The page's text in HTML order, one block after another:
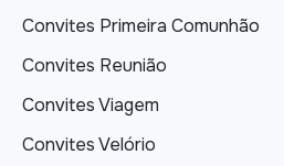
Convites Primeira Comunhão
Convites Reunião
Convites Viagem
Convites Velório